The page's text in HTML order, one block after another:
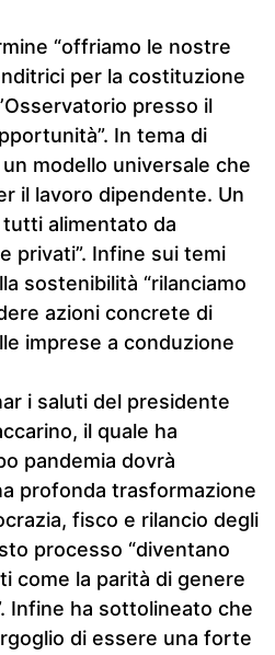
“offriamo le nostre
per la costituzione
presso il
In tema di
modello universale che
il lavoro dipendente. Un
alimentato da
privati”. Infine sui temi
sostenibilità “rilanciamo
azioni concrete di
imprese a conduzione
i saluti del presidente
il quale ha
pandemia dovrà
profonda trasformazione
fisco e rilancio degli
processo “diventano
come la parità di genere
Infine ha sottolineato che
di essere una forte